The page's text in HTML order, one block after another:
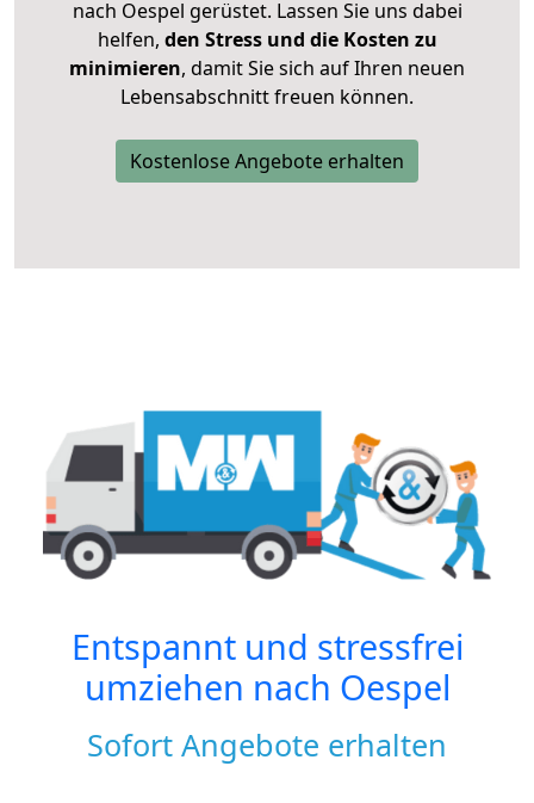
nach Oespel gerüstet. Lassen Sie uns dabei
helfen, den Stress und die Kosten zu
minimieren, damit Sie sich auf Ihren neuen
Lebensabschnitt freuen können.
Kostenlose Angebote erhalten
Entspannt und stressfrei
umziehen nach Oespel
Sofort Angebote erhalten